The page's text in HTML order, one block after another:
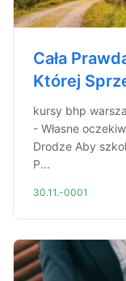
Cała
Której
kursy bhp
- Własne
Drodze Aby
P...
30.11.-0001